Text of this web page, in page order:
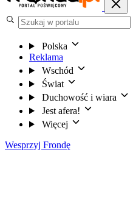
Polska
Reklama
Wschód
Świat
Duchowość i wiara
Jest afera!
Więcej
Wesprzyj Frondę